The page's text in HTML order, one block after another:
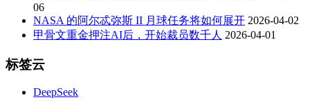
06
NASA 的阿尔忒弥斯 II 月球任务将如何展开 2026-04-02
甲骨文重金押注AI后，开始裁员数千人 2026-04-01
标签云
DeepSeek